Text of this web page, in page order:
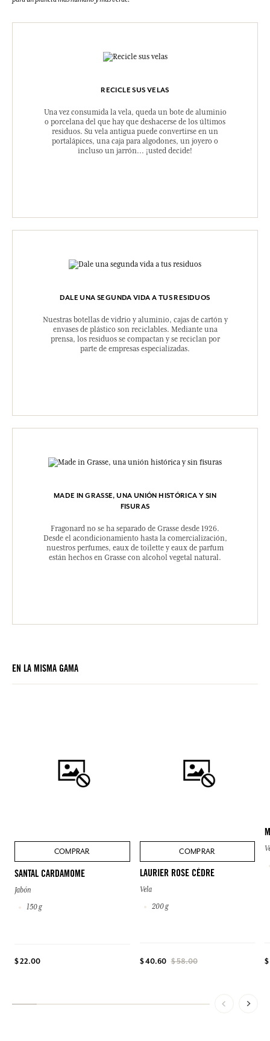
RECICLE SUS VELAS
Una vez consumida la vela, queda un bote de aluminio
o porcelana del que hay que deshacerse de los últimos
residuos. Su vela antigua puede convertirse en un
portalápices, una caja para algodones, un joyero o
incluso un jarrón... ¡usted decide!
DALE UNA SEGUNDA VIDA A TUS RESIDUOS
Nuestras botellas de vidrio y aluminio, cajas de cartón y
envases de plástico son reciclables. Mediante una
prensa, los residuos se compactan y se reciclan por
parte de empresas especializadas.
MADE IN GRASSE, UNA UNIÓN HISTÓRICA Y SIN
FISURAS
Fragonard no se ha separado de Grasse desde 1926.
Desde el acondicionamiento hasta la comercialización,
nuestros perfumes, eaux de toilette y eaux de parfum
están hechos en Grasse con alcohol vegetal natural.
EN LA MISMA GAMA
COMPRAR
SANTAL CARDAMOME
Jabón
150 g
$ 22.00
COMPRAR
LAURIER ROSE CÈDRE
Vela
200 g
$ 40.60 $ 58.00